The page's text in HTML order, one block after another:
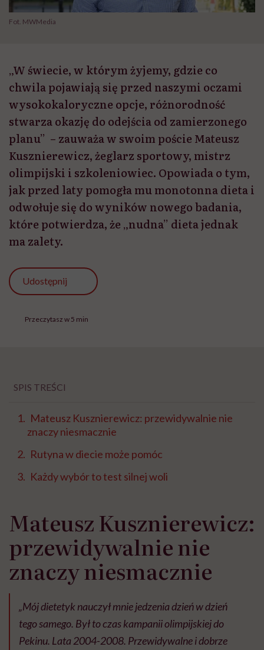
Fot. MWMedia
„W świecie, w którym żyjemy, gdzie co
chwila pojawiają się przed naszymi oczami
wysokokaloryczne opcje, różnorodność
stwarza okazję do odejścia od zamierzonego
planu” – zauważa w swoim poście Mateusz
Kusznierewicz, żeglarz sportowy, mistrz
olimpijski i szkoleniowiec. Opowiada o tym,
jak przed laty pomogła mu monotonna dieta i
odwołuje się do wyników nowego badania,
które potwierdza, że „nudna” dieta jednak
ma zalety.
Udostępnij
Przeczytasz w 5 min
SPIS TREŚCI
Mateusz Kusznierewicz: przewidywalnie nie
znaczy niesmacznie
Rutyna w diecie może pomóc
Każdy wybór to test silnej woli
Mateusz Kusznierewicz:
przewidywalnie nie
znaczy niesmacznie
„Mój dietetyk nauczył mnie jedzenia dzień w dzień
tego samego. Był to czas kampanii olimpijskiej do
Pekinu. Lata 2004-2008. Przewidywalne i dobrze